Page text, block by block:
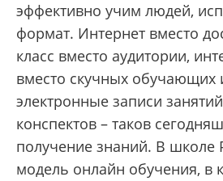
эффективно учим людей,
формат. Интернет вместо
класс вместо аудитории,
вместо скучных обучающих
электронные записи
конспектов – таков
получение знаний. В школе
модель онлайн обучения, в